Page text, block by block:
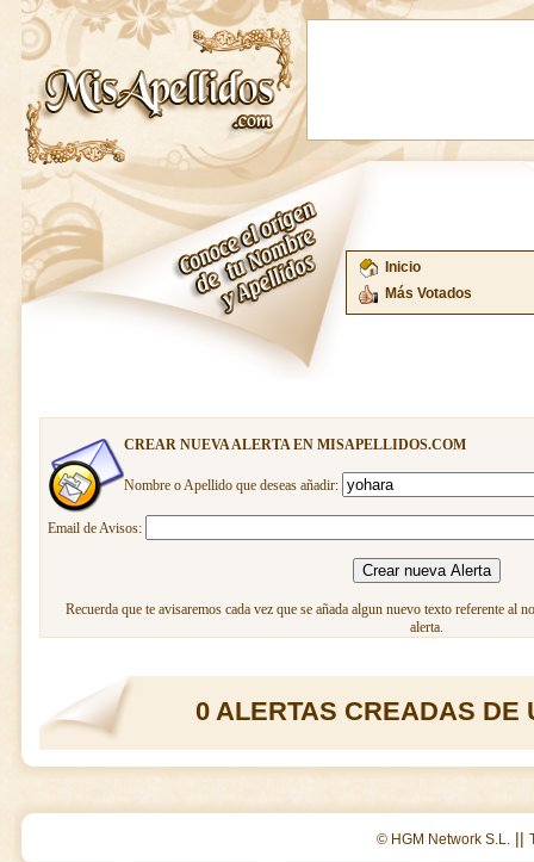
Inicio
Más Votados
CREAR NUEVA ALERTA EN MISAPELLIDOS.COM
Nombre o Apellido que deseas añadir:
Email de Avisos:
Recuerda que te avisaremos cada vez que se añada algun nuevo texto referente al
alerta.
0 ALERTAS CREADAS DE
© HGM Network S.L. ||